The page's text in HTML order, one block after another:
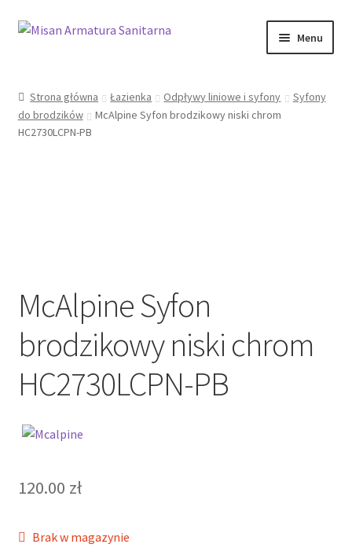
Przejdź
Przejdź
Menu
Moje konto
Strona główna Łazienka Odpływy liniowe i syfony
Syfony
do brodzików
McAlpine Syfon brodzikowy niski chrom
HC2730LCPN-PB
McAlpine Syfon
brodzikowy niski chrom
HC2730LCPN-PB
120.00 zł
Brak w magazynie